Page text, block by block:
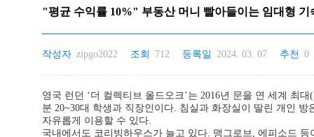
"평균 수익률 10%" 부동산 머니 빨아들이는 임대형 기
작성자 zipgo2022 조회 712 등록일 2024. 03. 07 추천 0
영국 런던 ‘더 컬렉티브 올드오크’는 2016년 문을 연 세계 최
분 20~30대 학생과 직장인이다. 침실과 화장실이 딸린 개인
자유롭게 이용할 수 있다.
국내에서도 코리빙하우스가 늘고 있다. 맹그로브, 에피소드